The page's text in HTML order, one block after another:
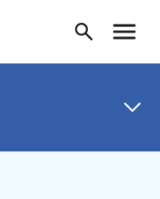
Recherche
Menu